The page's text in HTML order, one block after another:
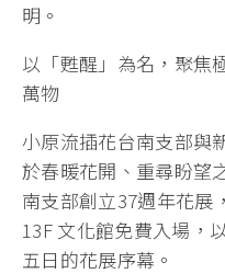
明。
以「甦醒」為名，聚焦
萬物
小原流插花台南支部與
於春暖花開、重尋盼望
南支部創立37週年花
13F 文化館免費入場，
五日的花展序幕。